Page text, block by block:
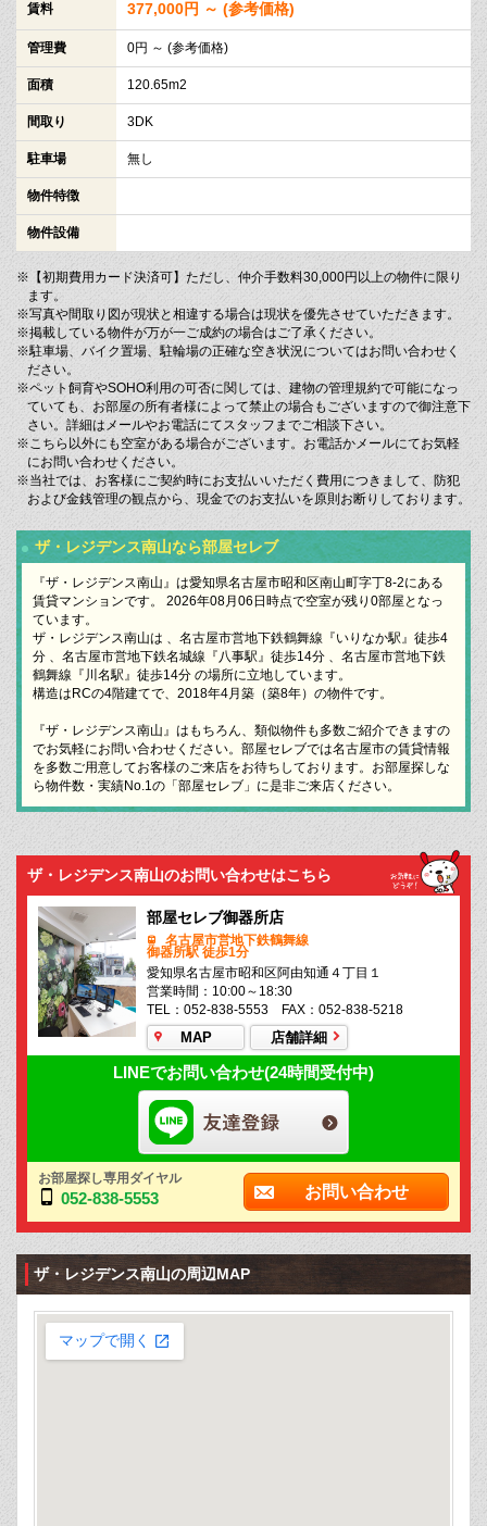
賃料 377,000円 ～ (参考価格)
管理費 0円 ～ (参考価格)
面積 120.65m2
間取り 3DK
駐車場 無し
物件特徴
物件設備
※【初期費用カード決済可】ただし、仲介手数料30,000円以上の物件に限り
ます。
※写真や間取り図が現状と相違する場合は現状を優先させていただきます。
※掲載している物件が万が一ご成約の場合はご了承ください。
※駐車場、バイク置場、駐輪場の正確な空き状況についてはお問い合わせく
ださい。
※ペット飼育やSOHO利用の可否に関しては、建物の管理規約で可能になっ
ていても、お部屋の所有者様によって禁止の場合もございますので御注意下
さい。詳細はメールやお電話にてスタッフまでご相談下さい。
※こちら以外にも空室がある場合がございます。お電話かメールにてお気軽
にお問い合わせください。
※当社では、お客様にご契約時にお支払いいただく費用につきまして、防犯
および金銭管理の観点から、現金でのお支払いを原則お断りしております。
ザ・レジデンス南山なら部屋セレブ
『ザ・レジデンス南山』は愛知県名古屋市昭和区南山町字丁8-2にある
賃貸マンションです。 2026年08月06日時点で空室が残り0部屋となっ
ています。
ザ・レジデンス南山は 、名古屋市営地下鉄鶴舞線『いりなか駅』徒歩4
分 、名古屋市営地下鉄名城線『八事駅』徒歩14分 、名古屋市営地下鉄
鶴舞線『川名駅』徒歩14分 の場所に立地しています。
構造はRCの4階建てで、2018年4月築（築8年）の物件です。
『ザ・レジデンス南山』はもちろん、類似物件も多数ご紹介できますの
でお気軽にお問い合わせください。部屋セレブでは名古屋市の賃貸情報
を多数ご用意してお客様のご来店をお待ちしております。お部屋探しな
ら物件数・実績No.1の「部屋セレブ」に是非ご来店ください。
ザ・レジデンス南山のお問い合わせはこちら
部屋セレブ御器所店
名古屋市営地下鉄鶴舞線
御器所駅 徒歩1分
愛知県名古屋市昭和区阿由知通４丁目１
営業時間：10:00～18:30
TEL：052-838-5553 FAX：052-838-5218
MAP 店舗詳細
LINEでお問い合わせ(24時間受付中)
お部屋探し専用ダイヤル
052-838-5553 お問い合わせ
ザ・レジデンス南山の周辺MAP